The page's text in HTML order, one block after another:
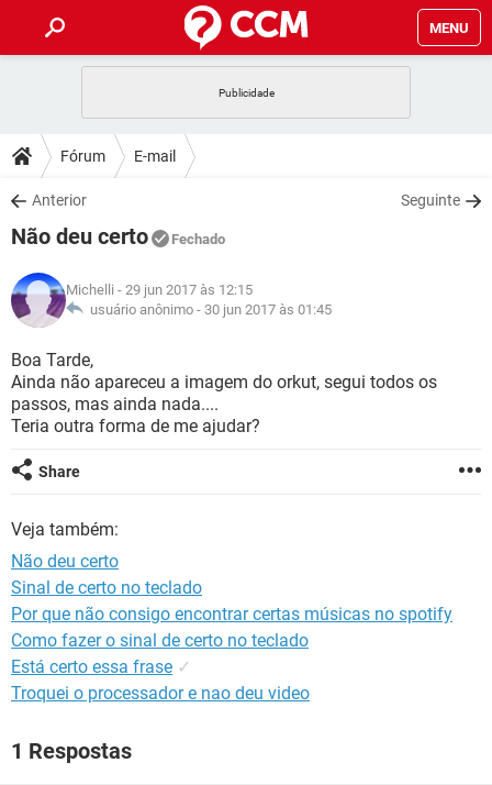
MENU
CELULAR
OUTLOOK
INSTAGRAM
GUIA DE COMPRAS
DICAS
JOGOS
INSTAGRAM
GUIA DE COMPRAS
DOWNLOADS
JOGOS
CELULAR
OUTLOOK EXCEL
INSTAGRAM
GUIA DE COMPRAS
JOGOS
CELULAR
OUTLOOK
INSTAGRAM
GLOSSÁRIO
JOGOS
CELULAR FACEBOOK
OUTLOOK
INSTAGRAM
Fórum E-mail
Anterior Seguinte
Não deu certo Fechado
Michelli - 29 jun 2017 às 12:15
usuário anônimo - 30 jun 2017 às 01:45
Boa Tarde,
Ainda não apareceu a imagem do orkut, segui todos os
passos, mas ainda nada....
Teria outra forma de me ajudar?
Share
Veja também:
Não deu certo
Sinal de certo no teclado
Por que não consigo encontrar certas músicas no spotify
Como fazer o sinal de certo no teclado
Está certo essa frase ✓
Troquei o processador e nao deu video
1 Respostas